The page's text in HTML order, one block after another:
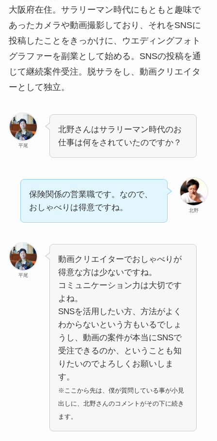
大阪府在住。サラリーマン時代にもともと趣味で
あったカメラや動画撮影しており、それをSNSに
投稿したことをきっかけに、ウエディングフォト
グラファーを副業として始める。SNSの投稿を通
じて継続案件受注。脱サラをし、動画クリエイタ
ーとして独立。
平尾
北野さんはサラリーマン時代のお
仕事は何をされていたのですか？
北野
保険関係の営業職です。なので、
おしゃべりは得意ですね。
平尾
動画クリエイターでおしゃべりが
得意な方は少ないですね。
コミュニケーション力は大切です
よね。
SNSを活用したい方、方法がよく
わからないという方もいるでしょ
うし、動画の案件が本当にSNSで
受注できるのか、ということも知
りたいのでよろしくお願いしま
す。
※ここから先は、僕が質問している事が小見
出しに、北野さんのコメントがその下に続き
ます。